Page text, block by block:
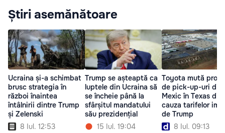
Știri asemănătoare
Ucraina și-a schimbat
brusc strategia în
război înaintea
întâlnirii dintre Trump
și Zelenski
8 Iul. 12:53
Trump se așteaptă ca
luptele din Ucraina să
se încheie până la
sfârșitul mandatului
său prezidențial
15 Iul. 19:04
Toyota mută
de pick-up-uri din
Mexic în Texas din
cauza tarifelor
de Trump
8 Iul. 09:13